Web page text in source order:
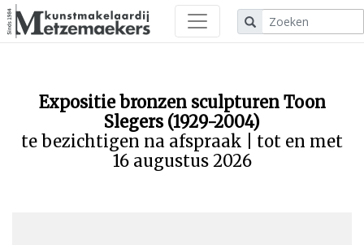
Expositie bronzen sculpturen Toon
Slegers (1929-2004)
te bezichtigen na afspraak | tot en met
16 augustus 2026